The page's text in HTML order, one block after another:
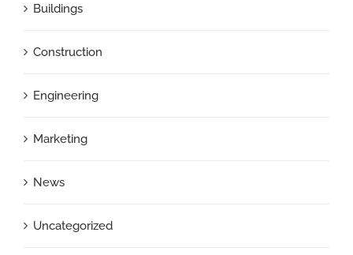
Buildings
Construction
Engineering
Marketing
News
Uncategorized